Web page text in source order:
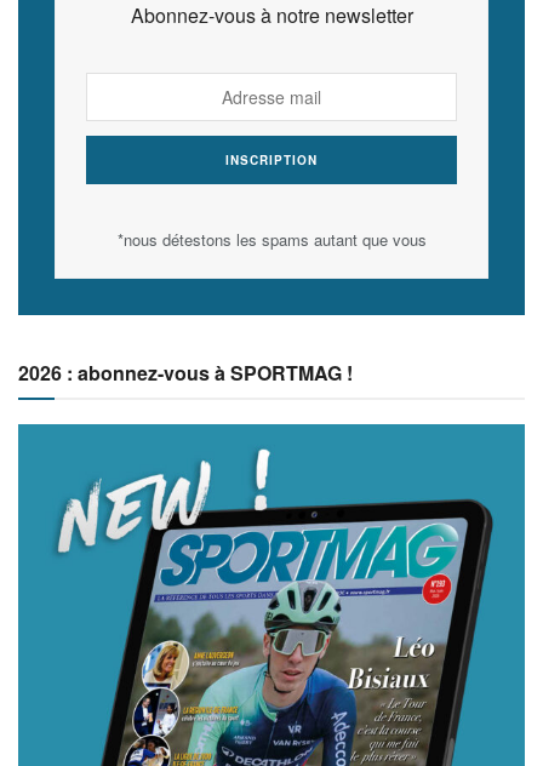
Abonnez-vous à notre newsletter
*nous détestons les spams autant que vous
2026 : abonnez-vous à SPORTMAG !